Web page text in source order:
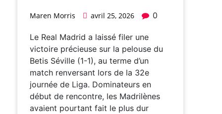
Maren Morris avril 25, 2026 0
Le Real Madrid a laissé filer une
victoire précieuse sur la pelouse du
Betis Séville (1-1), au terme d’un
match renversant lors de la 32e
journée de Liga. Dominateurs en
début de rencontre, les Madrilènes
avaient pourtant fait le plus dur